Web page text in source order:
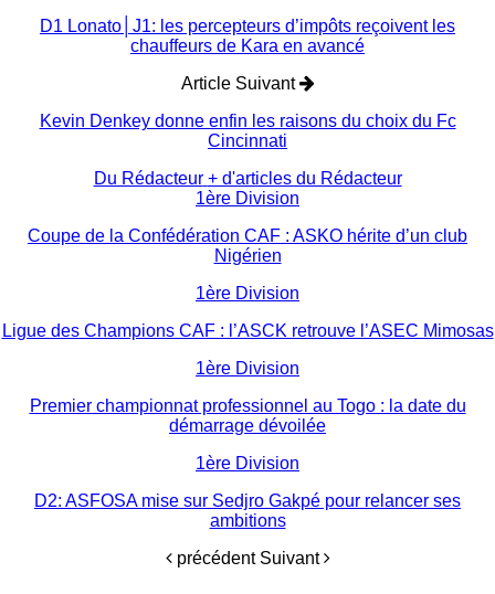
D1 Lonato│J1: les percepteurs d’impôts reçoivent les
chauffeurs de Kara en avancé
Article Suivant
Kevin Denkey donne enfin les raisons du choix du Fc
Cincinnati
Du Rédacteur + d'articles du Rédacteur
1ère Division
Coupe de la Confédération CAF : ASKO hérite d’un club
Nigérien
1ère Division
Ligue des Champions CAF : l’ASCK retrouve l’ASEC Mimosas
1ère Division
Premier championnat professionnel au Togo : la date du
démarrage dévoilée
1ère Division
D2: ASFOSA mise sur Sedjro Gakpé pour relancer ses
ambitions
précédent Suivant